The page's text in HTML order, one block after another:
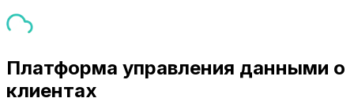
Платформа управления данными о
клиентах